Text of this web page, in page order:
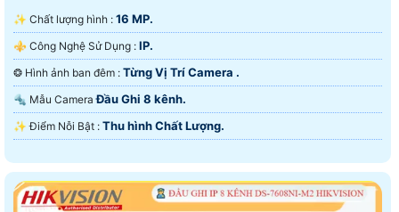
✨ Chất lượng hình : 16 MP.
⚜️ Công Nghệ Sử Dụng : IP.
❂ Hình ảnh ban đêm : Từng Vị Trí Camera .
🔩 Mẫu CameraĐầu Ghi 8 kênh.
️✨ Điểm Nỗi Bật : Thu hình Chất Lượng.